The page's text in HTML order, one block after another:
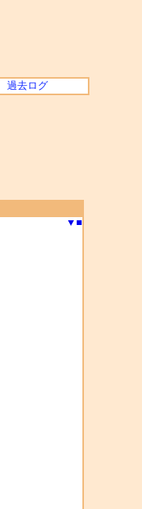
過去ログ
▼ ■